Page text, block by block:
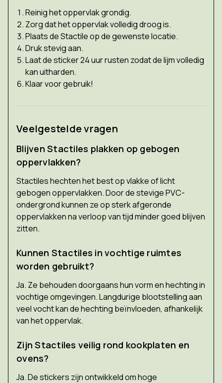
Reinig het oppervlak grondig.
Zorg dat het oppervlak volledig droog is.
Plaats de Stactile op de gewenste locatie.
Druk stevig aan.
Laat de sticker 24 uur rusten zodat de lijm volledig
kan uitharden.
Klaar voor gebruik!
Veelgestelde vragen
Blijven Stactiles plakken op gebogen
oppervlakken?
Stactiles hechten het best op vlakke of licht
gebogen oppervlakken. Door de stevige PVC-
ondergrond kunnen ze op sterk afgeronde
oppervlakken na verloop van tijd minder goed blijven
zitten.
Kunnen Stactiles in vochtige ruimtes
worden gebruikt?
Ja. Ze behouden doorgaans hun vorm en hechting in
vochtige omgevingen. Langdurige blootstelling aan
veel vocht kan de hechting beïnvloeden, afhankelijk
van het oppervlak.
Zijn Stactiles veilig rond kookplaten en
ovens?
Ja. De stickers zijn ontwikkeld om hoge